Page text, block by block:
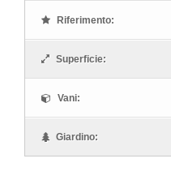
Riferimento:
Superficie:
Vani:
Giardino: